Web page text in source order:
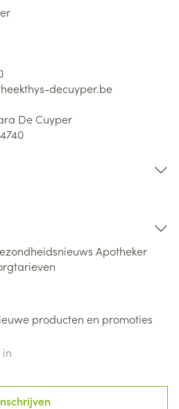
decuyper.be
De Cuyper
Apotheker
producten en promoties